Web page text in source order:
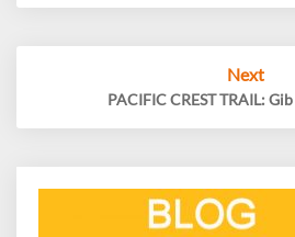
Next
PACIFIC CREST TRAIL: